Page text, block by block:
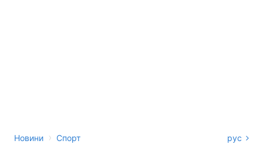
Новини › Спорт рус